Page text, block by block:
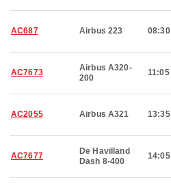
AC687 Airbus 223 08:30
AC7673
Airbus A320-
200
11:05
AC2055 Airbus A321 13:35
AC7677
De Havilland
Dash 8-400
14:05